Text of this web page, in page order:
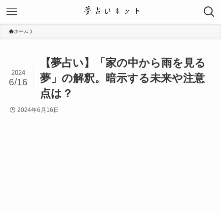
ホーム
【夢占い】「家の中から雨を見る
夢」の解釈。暗示する未来や注意
点は？
2024
6/16
2024年6月16日